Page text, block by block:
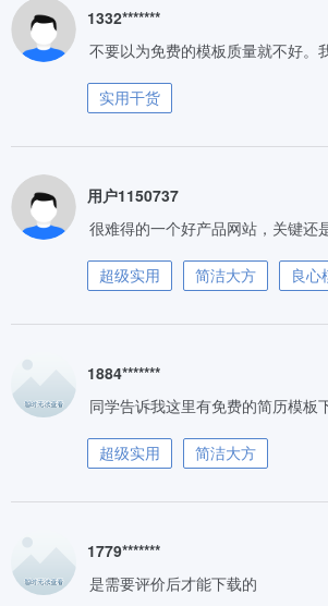
1332*******
不要以为免费的模板质量就不好。
实用干货
用户1150737
很难得的一个好产品网站，关键还
超级实用 简洁大方 良心
1884*******
同学告诉我这里有免费的简历模板
超级实用 简洁大方
1779*******
是需要评价后才能下载的